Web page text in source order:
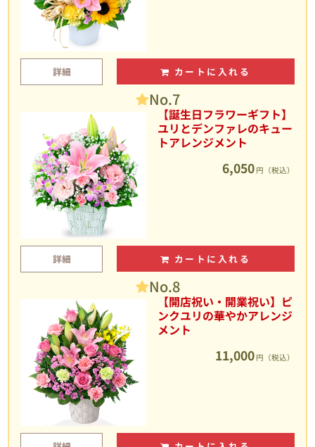
詳細 カートに入れる
No.7
【誕生日フラワーギフト】
ユリとデンファレのキュー
トアレンジメント
6,050 円（税込）
詳細 カートに入れる
No.8
【開店祝い・開業祝い】ピ
ンクユリの華やかアレンジ
メント
11,000 円（税込）